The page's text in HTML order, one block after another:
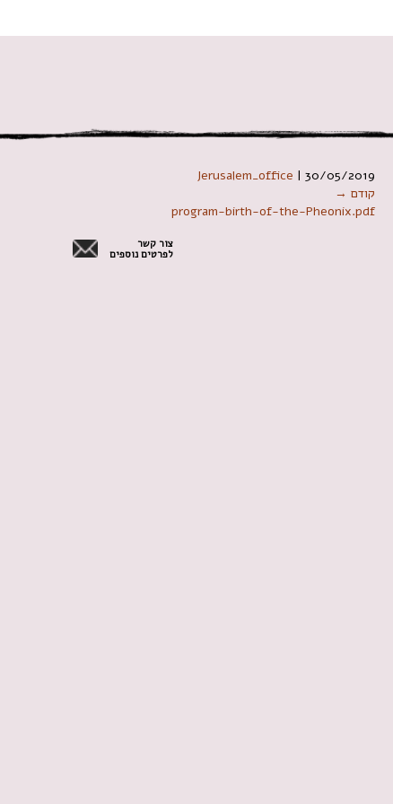
Jerusalem_office |30/05/2019
קודם →
program-birth-of-the-Pheonix.pdf
צור קשר
לפרטים נוספים